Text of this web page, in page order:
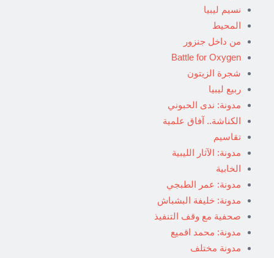
نسيم ليبيا
المحيط
من داخل جنزور
Battle for Oxygen
شجرة الزيتون
ربيع ليبيا
مدونة: ندى الحبوني
الكناشة.. آفاق علمية
تقاسيم
مدونة: الآثار الليبية
الخابية
مدونة: عمر الطبجي
مدونة: خليفة البشباش
صحفية مع وقف التنفيذ
مدونة: محمد اقميع
مدونة مختلف